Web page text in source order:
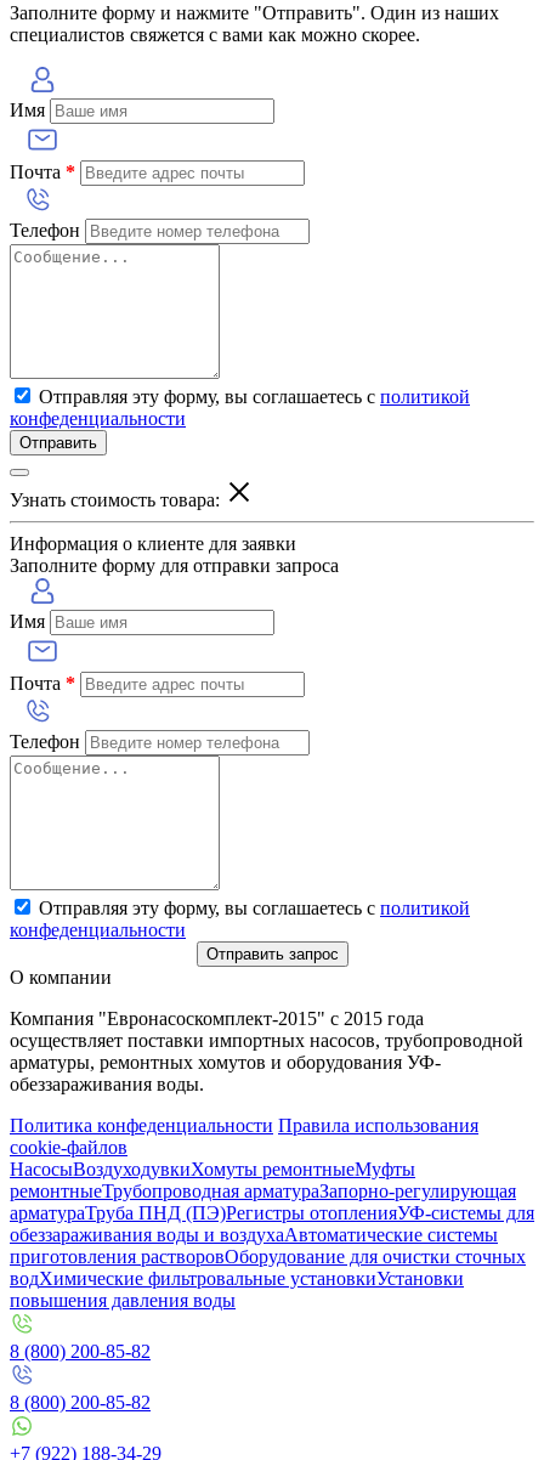
Заполните форму и нажмите "Отправить". Один из наших
специалистов свяжется с вами как можно скорее.
Имя
Почта *
Телефон
Отправляя эту форму, вы соглашаетесь с политикой
конфеденциальности
Отправить
Узнать стоимость товара:
Информация о клиенте для заявки
Заполните форму для отправки запроса
Имя
Почта *
Телефон
Отправляя эту форму, вы соглашаетесь с политикой
конфеденциальности
Отправить запрос
О компании
Компания "Евронасоскомплект-2015" с 2015 года
осуществляет поставки импортных насосов, трубопроводной
арматуры, ремонтных хомутов и оборудования УФ-
обеззараживания воды.
Политика конфеденциальности Правила использования
cookie-файлов
НасосыВоздуходувкиХомуты ремонтныеМуфты
ремонтныеТрубопроводная арматураЗапорно-регулирующая
арматураТруба ПНД (ПЭ)Регистры отопленияУФ-системы для
обеззараживания воды и воздухаАвтоматические системы
приготовления растворовОборудование для очистки сточных
водХимические фильтровальные установкиУстановки
повышения давления воды
8 (800) 200-85-82
8 (800) 200-85-82
+7 (922) 188-34-29